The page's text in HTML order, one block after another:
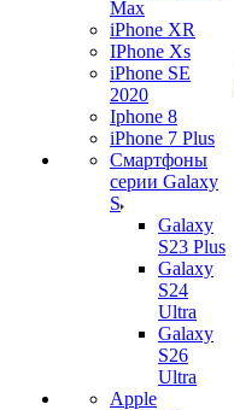
Max
iPhone XR
IPhone Xs
iPhone SE
2020
Iphone 8
iPhone 7 Plus
Смартфоны
серии Galaxy
S
Galaxy
S23 Plus
Galaxy
S24
Ultra
Galaxy
S26
Ultra
Apple